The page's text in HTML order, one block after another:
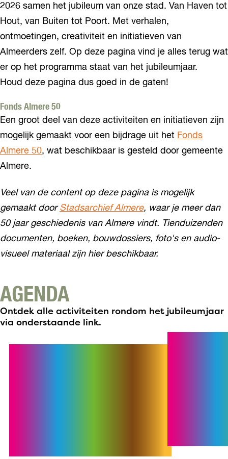
i
e
v
n
u
g
b
l
i
2026 samen het jubileum van onze stad. Van Haven tot
Hout, van Buiten tot Poort. Met verhalen,
ontmoetingen, creativiteit en initiatieven van
Almeerders zelf. Op deze pagina vind je alles terug wat
er op het programma staat van het jubileumjaar.
Houd deze pagina dus goed in de gaten!
Fonds Almere 50
Een groot deel van deze activiteiten en initiatieven zijn
mogelijk gemaakt voor een bijdrage uit het Fonds
Almere 50, wat beschikbaar is gesteld door gemeente
Almere.
Veel van de content op deze pagina is mogelijk
gemaakt doorStadsarchief Almere, waar je meer dan
50 jaar geschiedenis van Almere vindt. Tienduizenden
documenten, boeken, bouwdossiers, foto's en audio-
visueel materiaal zijn hier beschikbaar.
AGENDA
Ontdek alle activiteiten rondom het jubileumjaar
via onderstaande link.